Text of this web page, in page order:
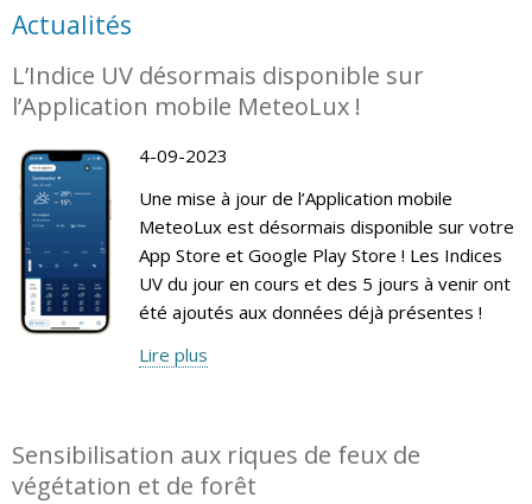
Actualités
L’Indice UV désormais disponible sur
l’Application mobile MeteoLux !
4-09-2023
Une mise à jour de l’Application mobile
MeteoLux est désormais disponible sur votre
App Store et Google Play Store ! Les Indices
UV du jour en cours et des 5 jours à venir ont
été ajoutés aux données déjà présentes !
Lire plus
Sensibilisation aux riques de feux de
végétation et de forêt